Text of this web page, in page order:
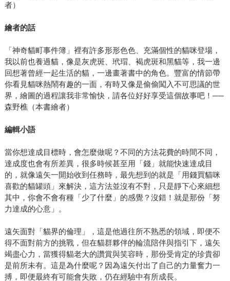
者）
繪者的話
「神奇貓町事件簿」裡有許多形形色色、充滿個性的貓咪登場，
我以前也養過貓，像是灰虎斑、玳瑁、褐虎斑和黑貓等，我一邊
回想著曾經一起生活的貓，一邊畫著書中的角色。豐富的情節帶
你看見貓咪熱鬧有趣的一面，有時又像是偷偷闖入不可思議的世
界，繪圖的過程讓我非常愉快，請各位好好享受這個故事吧！──
森野樵（本書繪者）
編輯小語
當你想達成目標時，會怎麼做呢？不同的方法花費的時間不同，
達成度也會有所差異，很多時候甚至用「錢」就能快速達成目
的，就像遠矢一開始收到任務時，最先想到的就是「用錢買貓咪
喜歡的貓罐頭」來解決，這方法並沒有不對，只是靜下心來細想
其中，你會不會有種「少了什麼」的感覺？沒錯！就是那份「努
力達成的心意」。
遠矢面對「貓界的倫理」，這是他過往所不熟悉的領域，即便不
得不面對前方的挑戰，但在貓群夥伴的輪流陪伴與指引下，遠矢
竭盡心力，當獲得貓老大的讚賞與笑容時，那份受肯定的珍貴卻
是前所未有。這是為什麼呢？因為遠矢付出了自己的力量奮力一
搏，即便最終有可能會失敗，仍在經驗中有所成長。